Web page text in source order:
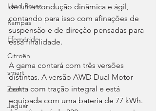
Land Rover
Rampas
Efeméride
Citroën
smart
Zeekr
Jaguar
de uma condução dinâmica e ágil,
contando para isso com afinações de
suspensão e de direção pensadas para
essa finalidade.
A gama contará com três versões
distintas. A versão AWD Dual Motor
conta com tração integral e está
equipada com uma bateria de 77 kWh.